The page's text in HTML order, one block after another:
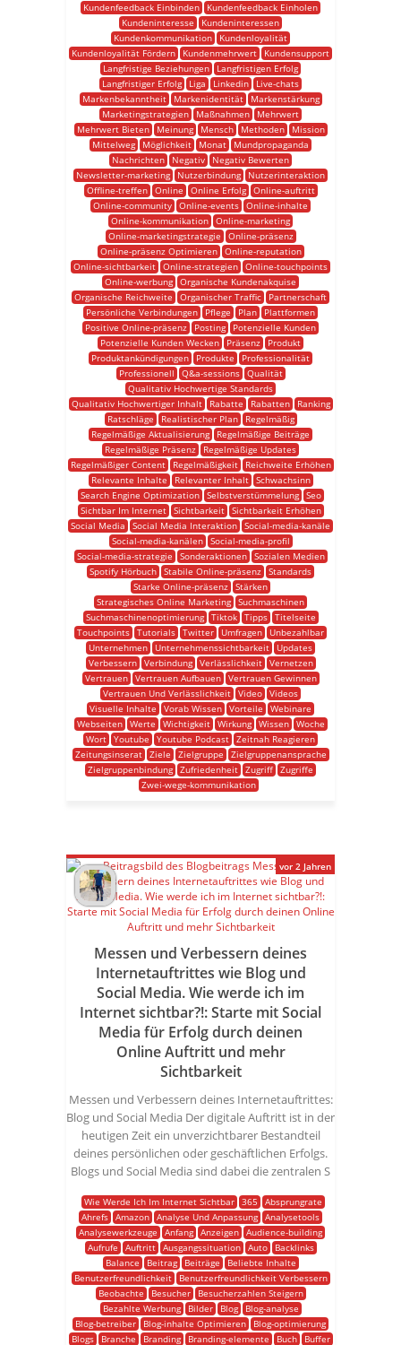
Kundenfeedback Einbinden
Kundenfeedback Einholen
Kundeninteresse
Kundeninteressen
Kundenkommunikation
Kundenloyalität
Kundenloyalität Fördern
Kundenmehrwert
Kundensupport
Langfristige Beziehungen
Langfristigen Erfolg
Langfristiger Erfolg
Liga Linkedin
Live-chats
Markenbekanntheit
Markenidentität
Markenstärkung
Marketingstrategien
Maßnahmen
Mehrwert
Mehrwert Bieten
Meinung Mensch Methoden
Mission
Mittelweg
Möglichkeit Monat
Mundpropaganda
Nachrichten
Negativ
Negativ Bewerten
Newsletter-marketing
Nutzerbindung
Nutzerinteraktion
Offline-treffen
Online Online Erfolg
Online-auftritt
Online-community Online-events Online-inhalte
Online-kommunikation Online-marketing
Online-marketingstrategie
Online-präsenz
Online-präsenz Optimieren
Online-reputation
Online-sichtbarkeit Online-strategien Online-touchpoints
Online-werbung Organische Kundenakquise
Organische Reichweite
Organischer Traffic
Partnerschaft
Persönliche Verbindungen
Pflege Plan
Plattformen
Positive Online-präsenz
Posting
Potenzielle Kunden
Potenzielle Kunden Wecken
Präsenz
Produkt
Produktankündigungen
Produkte
Professionalität
Professionell
Q&a-sessions
Qualität
Qualitativ Hochwertige Standards
Qualitativ Hochwertiger Inhalt
Rabatte Rabatten
Ranking
Ratschläge
Realistischer Plan
Regelmäßig
Regelmäßige Aktualisierung
Regelmäßige Beiträge
Regelmäßige Präsenz
Regelmäßige Updates
Regelmäßiger Content
Regelmäßigkeit
Reichweite Erhöhen
Relevante Inhalte
Relevanter Inhalt
Schwachsinn
Search Engine Optimization
Selbstverstümmelung
Seo
Sichtbar Im Internet
Sichtbarkeit
Sichtbarkeit Erhöhen
Social Media
Social Media Interaktion Social-media-kanäle
Social-media-kanälen
Social-media-profil
Social-media-strategie
Sonderaktionen
Sozialen Medien
Spotify Hörbuch Stabile Online-präsenz Standards
Starke Online-präsenz Stärken
Strategisches Online Marketing Suchmaschinen
Suchmaschinenoptimierung
Tiktok Tipps
Titelseite
Touchpoints Tutorials Twitter Umfragen
Unbezahlbar
Unternehmen
Unternehmenssichtbarkeit
Updates
Verbessern
Verbindung Verlässlichkeit
Vernetzen
Vertrauen
Vertrauen Aufbauen
Vertrauen Gewinnen
Vertrauen Und Verlässlichkeit Video Videos
Visuelle Inhalte
Vorab Wissen Vorteile
Webinare
Webseiten
Werte Wichtigkeit Wirkung Wissen
Woche
Wort Youtube Youtube Podcast Zeitnah Reagieren
Zeitungsinserat
Ziele Zielgruppe
Zielgruppenansprache
Zielgruppenbindung Zufriedenheit Zugriff Zugriffe
Zwei-wege-kommunikation
Messen und Verbessern deines
Internetauftrittes wie Blog und
Social Media. Wie werde ich im
Internet sichtbar?!: Starte mit Social
Media für Erfolg durch deinen
Online Auftritt und mehr
Sichtbarkeit
Messen und Verbessern deines Internetauftrittes:
Blog und Social Media Der digitale Auftritt ist in der
heutigen Zeit ein unverzichtbarer Bestandteil
deines persönlichen oder geschäftlichen Erfolgs.
Blogs und Social Media sind dabei die zentralen S
Wie Werde Ich Im Internet Sichtbar 365
Absprungrate
Ahrefs Amazon Analyse Und Anpassung Analysetools
Analysewerkzeuge
Anfang Anzeigen Audience-building
Aufrufe
Auftritt Ausgangssituation Auto
Backlinks
Balance
Beitrag Beiträge
Beliebte Inhalte
Benutzerfreundlichkeit
Benutzerfreundlichkeit Verbessern
Beobachte
Besucher
Besucherzahlen Steigern
Bezahlte Werbung
Bilder Blog
Blog-analyse
Blog-betreiber
Blog-inhalte Optimieren
Blog-optimierung
Blogs
Branche Branding Branding-elemente Buch Buffer
vor 2 Jahren